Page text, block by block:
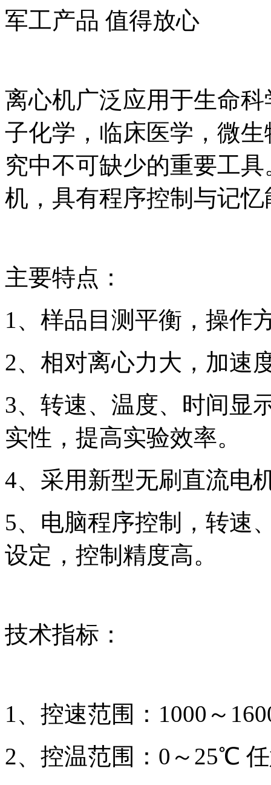
军工产品 值得放心
离心机广泛应用于生命
子化学，临床医学，微
究中不可缺少的重要工
机，具有程序控制与记忆
主要特点：
1、样品目测平衡，操作
2、相对离心力大，加速
3、转速、温度、时间显
实性，提高实验效率。
4、采用新型无刷直流电
5、电脑程序控制，转速
设定，控制精度高。
技术指标：
1、控速范围：1000～
2、控温范围：0～25℃